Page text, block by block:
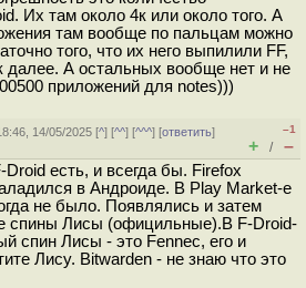
Их там около 4к или около того. А
там вообще по пальцам можно
того, что их него выпилили FF,
далее. А остальных вообще нет и не
приложений для notes)))
14/05/2025 [^] [^^] [^^^] [ответить]
–1
+ / –
Droid есть, и всегда бы. Firefox
в Андроиде. В Play Market-е
не было. Появлялись и затем
спины Лисы (официльные).В F-Droid-
спин Лисы - это Fennec, его и
Лису. Bitwarden - не знаю что это